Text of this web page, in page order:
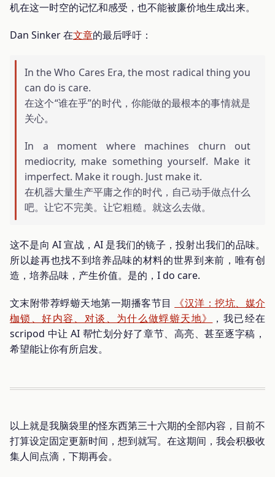
机在这一时空的记忆和感受，也不能被廉价地生成出来。
Dan Sinker 在文章的最后呼吁：
In the Who Cares Era, the most radical thing you
can do is care.
在这个“谁在乎”的时代，你能做的最根本的事情就是
关心。
In a moment where machines churn out
mediocrity, make something yourself. Make it
imperfect. Make it rough. Just make it.
在机器大量生产平庸之作的时代，自己动手做点什么
吧。让它不完美。让它粗糙。就这么去做。
这不是向 AI 宣战，AI 是我们的镜子，投射出我们的品味。
所以趁再也找不到培养品味的材料的世界到来前，唯有创
造，培养品味，产生价值。是的，I do care.
文末附带荐蜉蝣天地第一期播客节目
《汉洋：挖坑、媒介
枷锁、好内容、对谈、为什么做蜉蝣天地》
，我已经在
scripod 中让 AI 帮忙划分好了章节、高亮、甚至逐字稿，
希望能让你有所启发。
以上就是我脑袋里的怪东西第三十六期的全部内容，目前不
打算设定固定更新时间，想到就写。在这期间，我会积极收
集人间点滴，下期再会。